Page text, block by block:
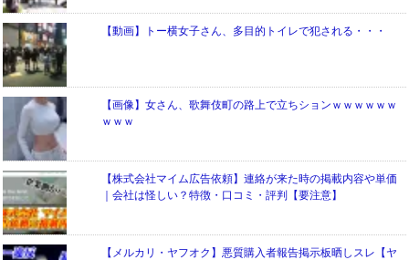
【動画】トー横女子さん、多目的トイレで犯される・・・
【画像】女さん、歌舞伎町の路上で立ちションｗｗｗｗｗｗ
ｗｗｗ
【株式会社マイム広告依頼】連絡が来た時の掲載内容や単価
｜会社は怪しい？特徴・口コミ・評判【要注意】
【メルカリ・ヤフオク】悪質購入者報告掲示板晒しスレ【ヤ